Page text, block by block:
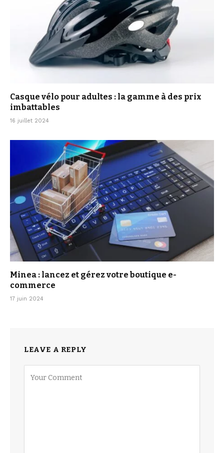
Casque vélo pour adultes : la gamme à des prix
imbattables
16 juillet 2024
Minea : lancez et gérez votre boutique e-
commerce
17 juin 2024
LEAVE A REPLY